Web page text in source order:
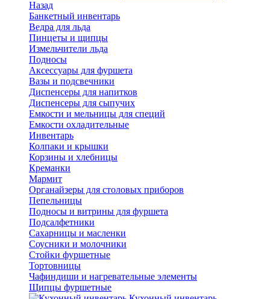
Назад
Банкетный инвентарь
Ведра для льда
Пинцеты и щипцы
Измельчители льда
Подносы
Аксессуары для фуршета
Вазы и подсвечники
Диспенсеры для напитков
Диспенсеры для сыпучих
Емкости и мельницы для специй
Емкости охладительные
Инвентарь
Колпаки и крышки
Корзины и хлебницы
Креманки
Мармит
Органайзеры для столовых приборов
Пепельницы
Подносы и витрины для фуршета
Подсалфетники
Сахарницы и масленки
Соусники и молочники
Стойки фуршетные
Тортовницы
Чафиндиши и нагревательные элементы
Щипцы фуршетные